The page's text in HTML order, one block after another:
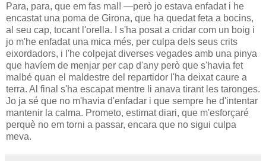
Para, para, que em fas mal! —però jo estava enfadat i he
encastat una poma de Girona, que ha quedat feta a bocins,
al seu cap, tocant l'orella. I s'ha posat a cridar com un boig i
jo m'he enfadat una mica més, per culpa dels seus crits
eixordadors, i l'he colpejat diverses vegades amb una pinya
que havíem de menjar per cap d'any però que s'havia fet
malbé quan el maldestre del repartidor l'ha deixat caure a
terra. Al final s'ha escapat mentre li anava tirant les taronges.
Jo ja sé que no m'havia d'enfadar i que sempre he d'intentar
mantenir la calma. Prometo, estimat diari, que m'esforçaré
perquè no em torni a passar, encara que no sigui culpa
meva.